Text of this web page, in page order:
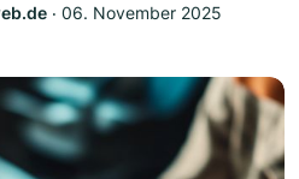
‧ 06. November 2025